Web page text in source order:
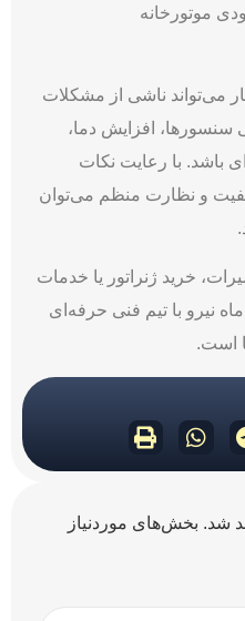
موتورخانه
می‌تواند ناشی از مشکلات
سنسورها، افزایش دما،
باشد. با رعایت نکات
و نظارت منظم می‌توان
خرید ژنراتور یا خدمات
نیرو با تیم فنی حرفه‌ای
است.
شد. بخش‌های موردنیاز